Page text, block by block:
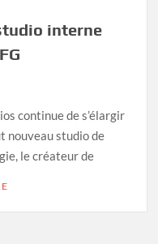
interne
continue de s’élargir
nouveau studio de
le créateur de